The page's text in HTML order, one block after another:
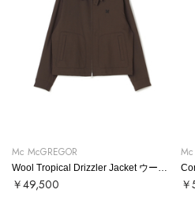
Mc McGREGOR
￥49,500
Mc